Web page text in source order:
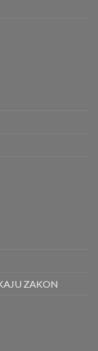
ZAKON